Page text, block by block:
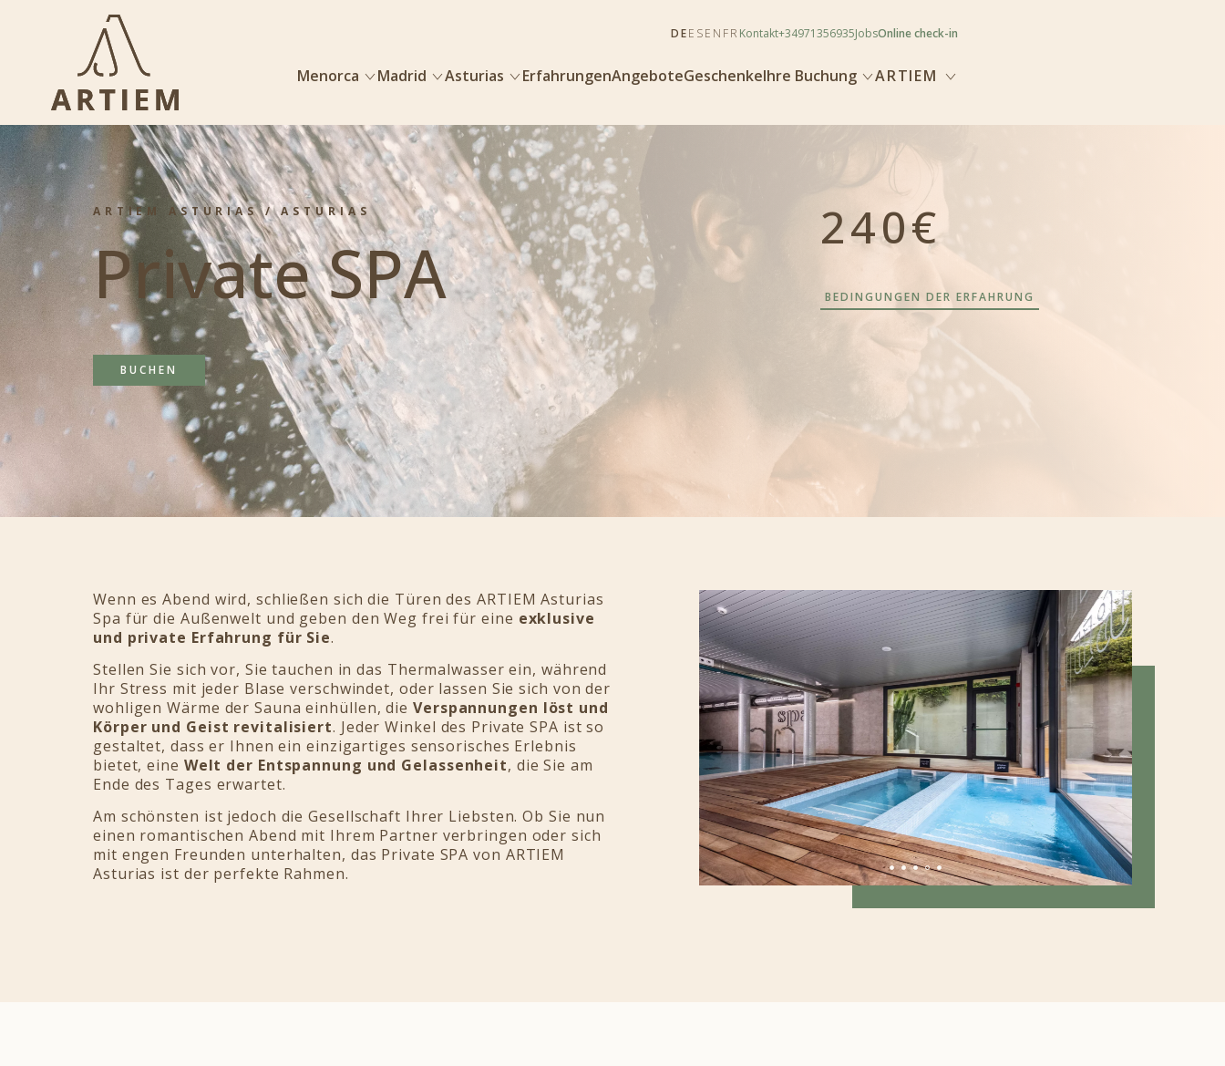
Menorca Madrid Asturias ErfahrungenAngeboteGeschenkeIhre Buchung ARTIEM
Online check-in
Jobs
+34971356935
Kontakt
DEESEN FR
ARTIEM ASTURIAS / ASTURIAS
Private SPA
BUCHEN
240€
BEDINGUNGEN DER ERFAHRUNG
Wenn es Abend wird, schließen sich die Türen des ARTIEM Asturias
Spa für die Außenwelt und geben den Weg frei für eine exklusive
und private Erfahrung für Sie.
Stellen Sie sich vor, Sie tauchen in das Thermalwasser ein, während
Ihr Stress mit jeder Blase verschwindet, oder lassen Sie sich von der
wohligen Wärme der Sauna einhüllen, die Verspannungen löst und
Körper und Geist revitalisiert. Jeder Winkel des Private SPA ist so
gestaltet, dass er Ihnen ein einzigartiges sensorisches Erlebnis
bietet, eine Welt der Entspannung und Gelassenheit, die Sie am
Ende des Tages erwartet.
Am schönsten ist jedoch die Gesellschaft Ihrer Liebsten. Ob Sie nun
einen romantischen Abend mit Ihrem Partner verbringen oder sich
mit engen Freunden unterhalten, das Private SPA von ARTIEM
Asturias ist der perfekte Rahmen.